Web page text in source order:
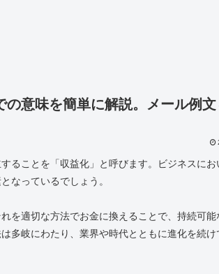
の意味を簡単に解説。メール例
ることを「収益化」と呼びます。ビジネスにお
なっているでしょう。
を適切な方法でお金に換えることで、持続可能
多岐にわたり、業界や時代とともに進化を続け